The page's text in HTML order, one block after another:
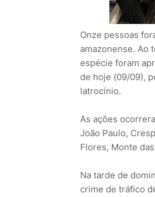
Onze pessoas
amazonense. Ao
espécie foram
de hoje (09/09),
latrocínio.
As ações
João Paulo,
Flores, Monte
Na tarde de
crime de tráfico